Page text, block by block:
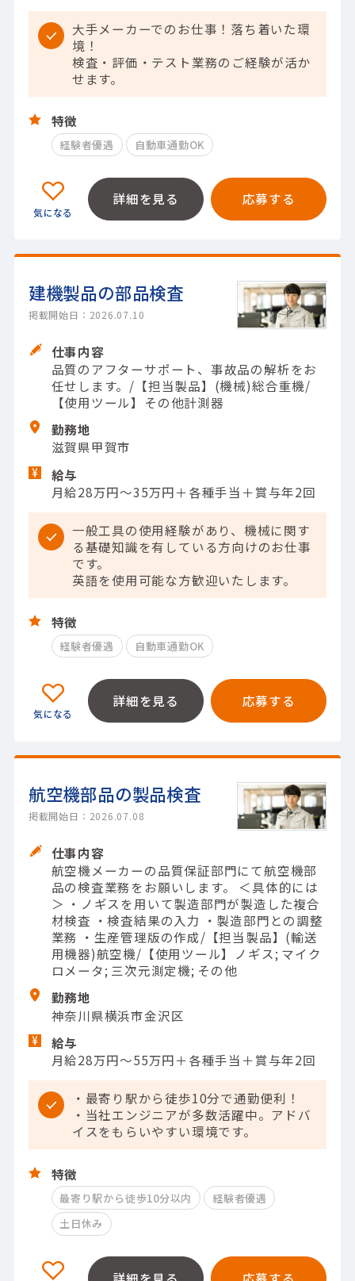
大手メーカーでのお仕事！落ち着いた環
境！
検査・評価・テスト業務のご経験が活か
せます。
特徴
経験者優遇 自動車通勤OK
詳細を見る 応募する
建機製品の部品検査
掲載開始日：2026.07.10
仕事内容
品質のアフターサポート、事故品の解析をお
任せします。/【担当製品】(機械)総合重機/
【使用ツール】その他計測器
勤務地
滋賀県甲賀市
給与
月給28万円～35万円＋各種手当＋賞与年2回
一般工具の使用経験があり、機械に関す
る基礎知識を有している方向けのお仕事
です。
英語を使用可能な方歓迎いたします。
特徴
経験者優遇 自動車通勤OK
詳細を見る 応募する
航空機部品の製品検査
掲載開始日：2026.07.08
仕事内容
航空機メーカーの品質保証部門にて航空機部
品の検査業務をお願いします。 ＜具体的には
＞ ・ノギスを用いて製造部門が製造した複合
材検査 ・検査結果の入力 ・製造部門との調整
業務 ・生産管理版の作成/【担当製品】(輸送
用機器)航空機/【使用ツール】ノギス; マイク
ロメータ; 三次元測定機; その他
勤務地
神奈川県横浜市金沢区
給与
月給28万円～55万円＋各種手当＋賞与年2回
・最寄り駅から徒歩10分で通勤便利！
・当社エンジニアが多数活躍中。アドバ
イスをもらいやすい環境です。
特徴
最寄り駅から徒歩10分以内
経験者優遇
土日休み